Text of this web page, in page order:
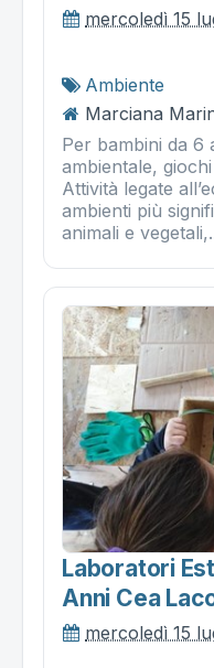
mercoledì 15
Ambiente
Marciana
Per bambini da 6
ambientale,
Attività legate
ambienti più
animali e
Laboratori
Anni Cea
mercoledì 15